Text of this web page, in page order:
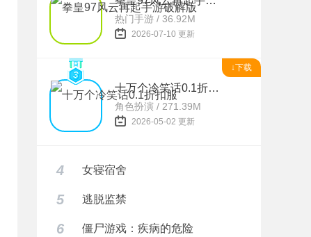
热门手游 / 36.92M
2026-07-10 更新
↓下载
十万个冷笑话0.1折扣服
角色扮演 / 271.39M
2026-05-02 更新
4 女寝宿舍
5 逃脱监禁
6 僵尸游戏：疾病的危险